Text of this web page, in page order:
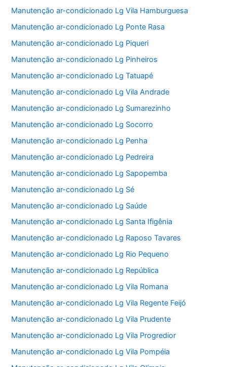
Manutenção ar-condicionado Lg Vila Hamburguesa
Manutenção ar-condicionado Lg Ponte Rasa
Manutenção ar-condicionado Lg Piqueri
Manutenção ar-condicionado Lg Pinheiros
Manutenção ar-condicionado Lg Tatuapé
Manutenção ar-condicionado Lg Vila Andrade
Manutenção ar-condicionado Lg Sumarezinho
Manutenção ar-condicionado Lg Socorro
Manutenção ar-condicionado Lg Penha
Manutenção ar-condicionado Lg Pedreira
Manutenção ar-condicionado Lg Sapopemba
Manutenção ar-condicionado Lg Sé
Manutenção ar-condicionado Lg Saúde
Manutenção ar-condicionado Lg Santa Ifigênia
Manutenção ar-condicionado Lg Raposo Tavares
Manutenção ar-condicionado Lg Rio Pequeno
Manutenção ar-condicionado Lg República
Manutenção ar-condicionado Lg Vila Romana
Manutenção ar-condicionado Lg Vila Regente Feijó
Manutenção ar-condicionado Lg Vila Prudente
Manutenção ar-condicionado Lg Vila Progredior
Manutenção ar-condicionado Lg Vila Pompéia